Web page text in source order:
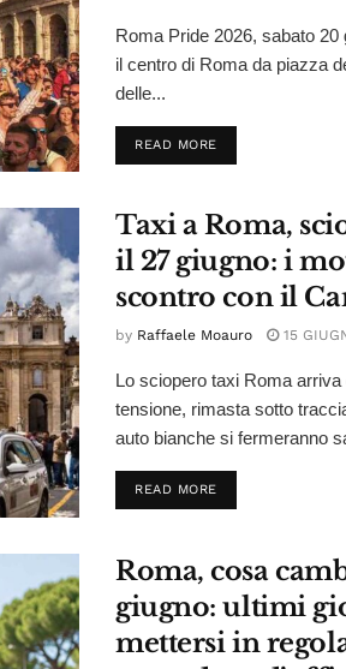
Roma Pride 2026, sabato
il centro di Roma da piazza
delle...
READ MOREDETAILS
Taxi a Roma,
il 27 giugno: i
scontro con il
by Raffaele Moauro 15
Lo sciopero taxi Roma
tensione, rimasta sotto
auto bianche si fermeranno
READ MOREDETAILS
Roma, cosa
giugno: ultimi
mettersi in